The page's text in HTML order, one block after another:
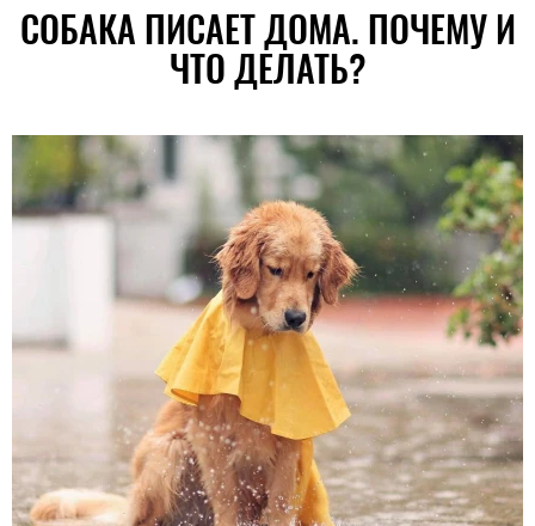
СОБАКА ПИСАЕТ ДОМА. ПОЧЕМУ И
ЧТО ДЕЛАТЬ?